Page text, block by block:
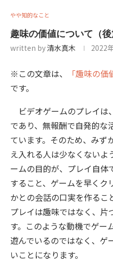
やや知的なこと
趣味の価値について（後
written by清水真木 2022
※この文章は、 「趣味の価
です。
ビデオゲームのプレイは
であり、無報酬で自発的な
ています。そのため、みず
え入れる人は少なくないよ
ームの目的が、プレイ自
すること、ゲームを早くク
かとの会話の口実を作るこ
プレイは趣味ではなく、片
す。このような動機でゲー
遊んでいるのではなく、ゲ
いことになります。